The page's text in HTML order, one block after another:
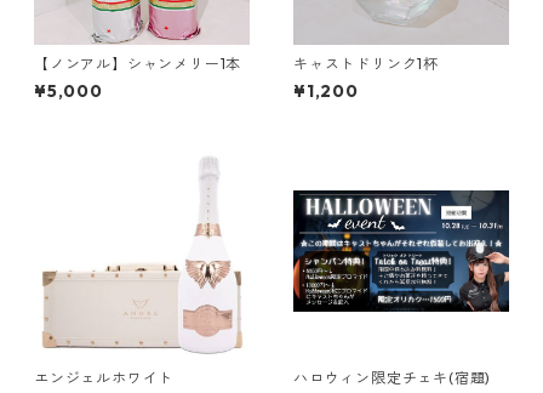
【ノンアル】シャンメリー1本
¥5,000
キャストドリンク1杯
¥1,200
エンジェルホワイト ハロウィン限定チェキ(宿題)